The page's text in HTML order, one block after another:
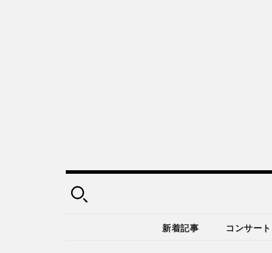
新着記事 コンサー